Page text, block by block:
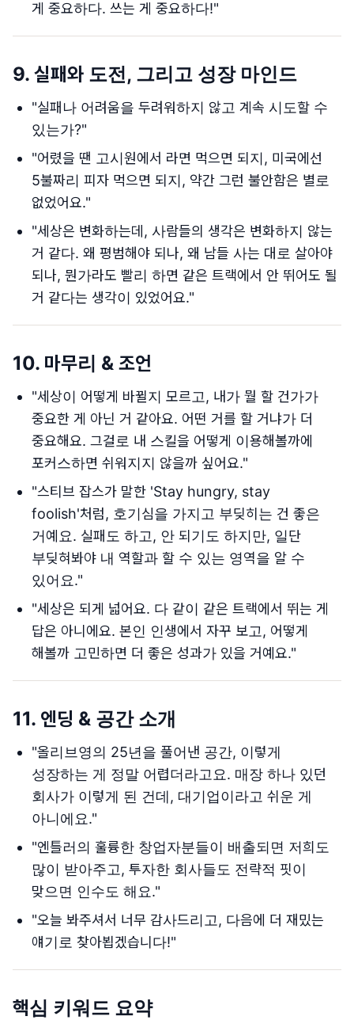
게 중요하다. 쓰는 게 중요하다!"
9. 실패와 도전, 그리고 성장 마인드
"실패나 어려움을 두려워하지 않고 계속 시도할 수
있는가?"
"어렸을 땐 고시원에서 라면 먹으면 되지, 미국에선
5불짜리 피자 먹으면 되지, 약간 그런 불안함은 별로
없었어요."
"세상은 변화하는데, 사람들의 생각은 변화하지 않는
거 같다. 왜 평범해야 되나, 왜 남들 사는 대로 살아야
되나, 뭔가라도 빨리 하면 같은 트랙에서 안 뛰어도 될
거 같다는 생각이 있었어요."
10. 마무리 & 조언
"세상이 어떻게 바뀔지 모르고, 내가 뭘 할 건가가
중요한 게 아닌 거 같아요. 어떤 거를 할 거냐가 더
중요해요. 그걸로 내 스킬을 어떻게 이용해볼까에
포커스하면 쉬워지지 않을까 싶어요."
"스티브 잡스가 말한 'Stay hungry, stay
foolish'처럼, 호기심을 가지고 부딪히는 건 좋은
거예요. 실패도 하고, 안 되기도 하지만, 일단
부딪혀봐야 내 역할과 할 수 있는 영역을 알 수
있어요."
"세상은 되게 넓어요. 다 같이 같은 트랙에서 뛰는 게
답은 아니에요. 본인 인생에서 자꾸 보고, 어떻게
해볼까 고민하면 더 좋은 성과가 있을 거예요."
11. 엔딩 & 공간 소개
"올리브영의 25년을 풀어낸 공간, 이렇게
성장하는 게 정말 어렵더라고요. 매장 하나 있던
회사가 이렇게 된 건데, 대기업이라고 쉬운 게
아니에요."
"엔틀러의 훌륭한 창업자분들이 배출되면 저희도
많이 받아주고, 투자한 회사들도 전략적 핏이
맞으면 인수도 해요."
"오늘 봐주셔서 너무 감사드리고, 다음에 더 재밌는
얘기로 찾아뵙겠습니다!"
핵심 키워드 요약